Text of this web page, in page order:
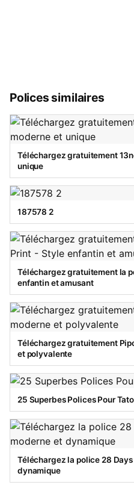
Polices similaires
Téléchargez gratuitement
unique
187578 2
Téléchargez gratuitement la
enfantin et amusant
Téléchargez gratuitement
et polyvalente
25 Superbes Polices Pour
Téléchargez la police 28
dynamique